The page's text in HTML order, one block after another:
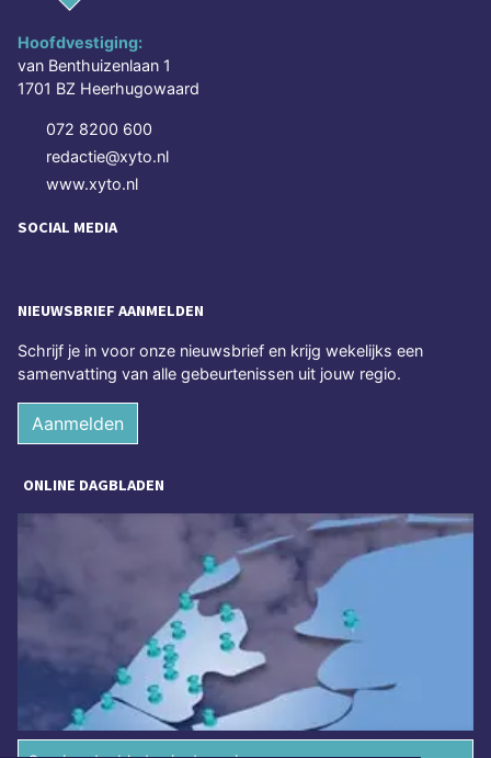
Hoofdvestiging:
van Benthuizenlaan 1
1701 BZ Heerhugowaard
072 8200 600
redactie@xyto.nl
www.xyto.nl
SOCIAL MEDIA
NIEUWSBRIEF AANMELDEN
Schrijf je in voor onze nieuwsbrief en krijg wekelijks een
samenvatting van alle gebeurtenissen uit jouw regio.
Aanmelden
ONLINE DAGBLADEN